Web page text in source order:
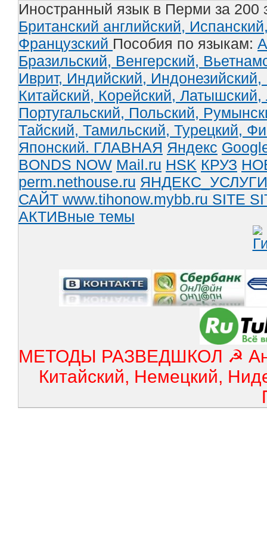
Иностранный язык в Перми за 200
Британский английский,
Французский Пособия по языкам:
Бразильский, Венгерский,
Иврит, Индийский, Индонезийский,
Китайский, Корейский, Латышский,
Португальский, Польский,
Тайский, Тамильский, Турецкий,
Японский. ГЛАВНАЯ Яндекс
BONDS NOW Mail.ru HSK КРУЗ
perm.nethouse.ru ЯНДЕКС_УСЛУГИ
САЙТ www.tihonow.mybb.ru SITE
АКТИВные темы
МЕТОДЫ РАЗВЕДШКОЛ ☭
Китайский, Немецкий,